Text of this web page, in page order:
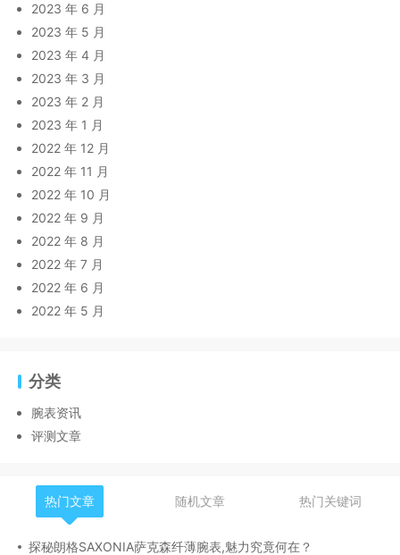
2023 年 6 月
2023 年 5 月
2023 年 4 月
2023 年 3 月
2023 年 2 月
2023 年 1 月
2022 年 12 月
2022 年 11 月
2022 年 10 月
2022 年 9 月
2022 年 8 月
2022 年 7 月
2022 年 6 月
2022 年 5 月
分类
腕表资讯
评测文章
热门文章 随机文章 热门关键词
探秘朗格SAXONIA萨克森纤薄腕表,魅力究竟何在？